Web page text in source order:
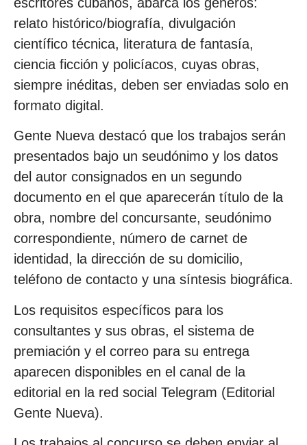
relato histórico/biografía, divulgación
científico técnica, literatura de fantasía,
ciencia ficción y policíacos, cuyas obras,
siempre inéditas, deben ser enviadas solo en
formato digital.
Gente Nueva destacó que los trabajos serán
presentados bajo un seudónimo y los datos
del autor consignados en un segundo
documento en el que aparecerán título de la
obra, nombre del concursante, seudónimo
correspondiente, número de carnet de
identidad, la dirección de su domicilio,
teléfono de contacto y una síntesis biográfica.
Los requisitos específicos para los
consultantes y sus obras, el sistema de
premiación y el correo para su entrega
aparecen disponibles en el canal de la
editorial en la red social Telegram (Editorial
Gente Nueva).